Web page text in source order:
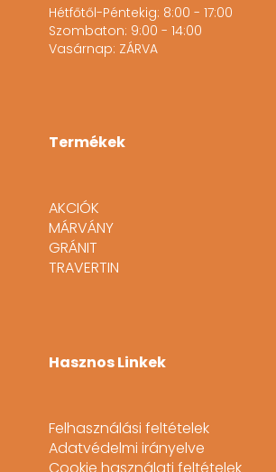
Hétfőtől-Péntekig: 8:00 - 17:00
Szombaton: 9:00 - 14:00
Vasárnap: ZÁRVA
Termékek
AKCIÓK
MÁRVÁNY
GRÁNIT
TRAVERTIN
Hasznos Linkek
Felhasználási feltételek
Adatvédelmi irányelve